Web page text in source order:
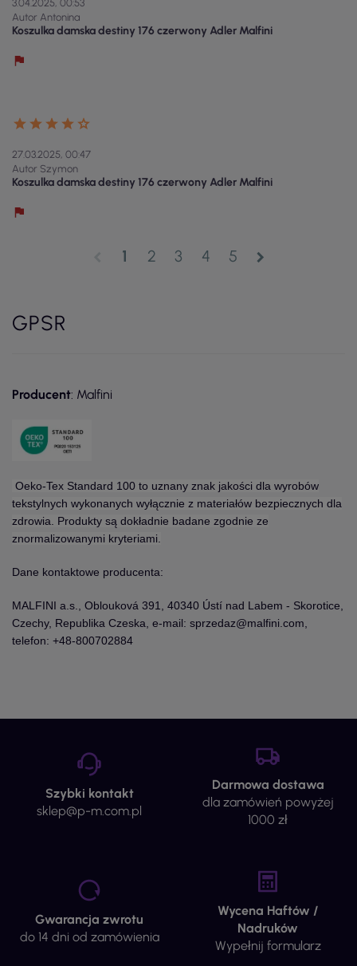
3.04.2025, 00:53
Autor Antonina
Koszulka damska destiny 176 czerwony Adler Malfini
27.03.2025, 00:47
Autor Szymon
Koszulka damska destiny 176 czerwony Adler Malfini
1 2 3 4 5 chevron_right
GPSR
Producent: Malfini
Oeko-Tex Standard 100 to uznany znak jakości dla wyrobów
tekstylnych wykonanych wyłącznie z materiałów bezpiecznych dla
zdrowia. Produkty są dokładnie badane zgodnie ze
znormalizowanymi kryteriami.
Dane kontaktowe producenta:
MALFINI a.s., Oblouková 391, 40340 Ústí nad Labem - Skorotice,
Czechy, Republika Czeska, e-mail: sprzedaz@malfini.com,
telefon: +48-800702884
Szybki kontakt
sklep@p-m.com.pl
Darmowa dostawa
dla zamówień powyżej
1000 zł
Gwarancja zwrotu
do 14 dni od zamówienia
Wycena Haftów /
Nadruków
Wypełnij formularz